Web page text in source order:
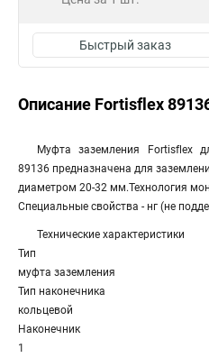
Быстрый заказ
Описание Fortisflex
Муфта заземления Fortisflex
89136 предназначена для
диаметром 20-32 мм.Технология
Специальные свойства - нг (не
Технические характеристики
Тип
муфта заземления
Тип наконечника
кольцевой
Наконечник
1